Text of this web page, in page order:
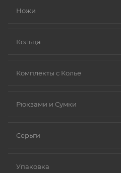
Ножи
Кольца
Комплекты с Колье
Рюкзами и Сумки
Серьги
Упаковка